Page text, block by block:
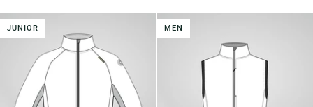
JUNIOR MEN